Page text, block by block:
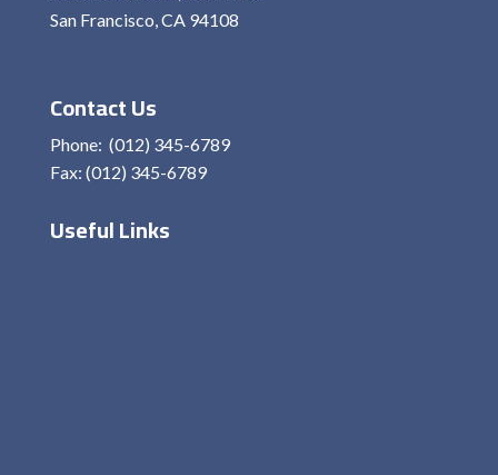
San Francisco, CA 94108
Contact Us
Phone: (012) 345-6789
Fax: (012) 345-6789
Useful Links